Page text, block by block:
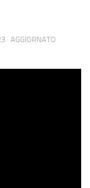
· AGGIORNATO